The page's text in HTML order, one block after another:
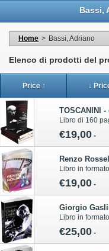
Home > Bassi, Adriano
Elenco di prodotti del
Price ↑ ↓
TOSCANINI
€19,00 -
Renzo
€19,00 -
Giorgio
€25,00 -